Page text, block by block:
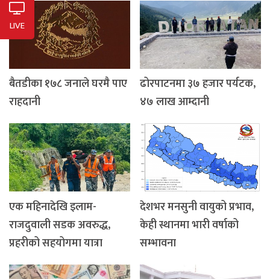
बैतडीका १७८ जनाले घरमै पाए
राहदानी
ढोरपाटनमा ३७ हजार पर्यटक,
४७ लाख आम्दानी
एक महिनादेखि इलाम-
राजदुवाली सडक अवरुद्ध,
प्रहरीको सहयोगमा यात्रा
देशभर मनसुनी वायुको प्रभाव,
केही स्थानमा भारी वर्षाको
सम्भावना
LIVE